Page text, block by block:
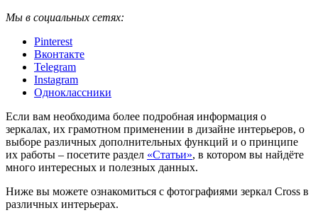
Мы в социальных сетях:
Pinterest
Вконтакте
Telegram
Instagram
Одноклассники
Если вам необходима более подробная информация о
зеркалах, их грамотном применении в дизайне интерьеров, о
выборе различных дополнительных функций и о принципе
их работы – посетите раздел «Статьи», в котором вы найдёте
много интересных и полезных данных.
Ниже вы можете ознакомиться с фотографиями зеркал Cross в
различных интерьерах.